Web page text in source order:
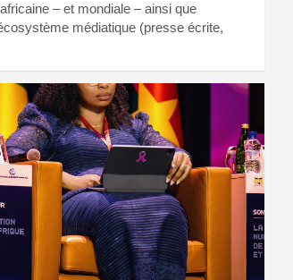
– et mondiale – ainsi que
médiatique (presse écrite,